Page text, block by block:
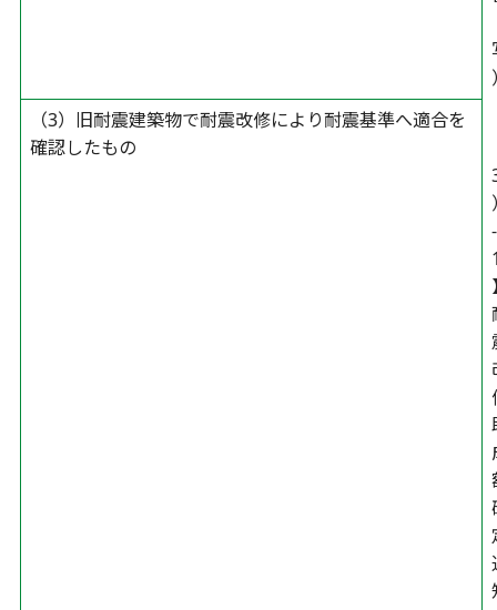
（3）旧耐震建築物で耐震改修により耐震基準へ適合を
確認したもの
-